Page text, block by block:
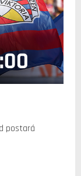
postará